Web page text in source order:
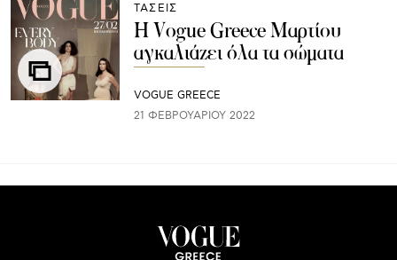
ΤΑΣΕΙΣ
H Vogue Greece Μαρτίου
αγκαλιάζει όλα τα σώματα
VOGUE GREECE
21 ΦΕΒΡΟΥΑΡΊΟΥ 2022